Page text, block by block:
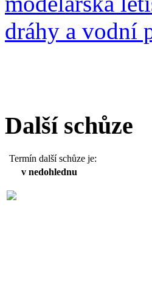
Další schůze
Termín další schůze je:
v nedohlednu